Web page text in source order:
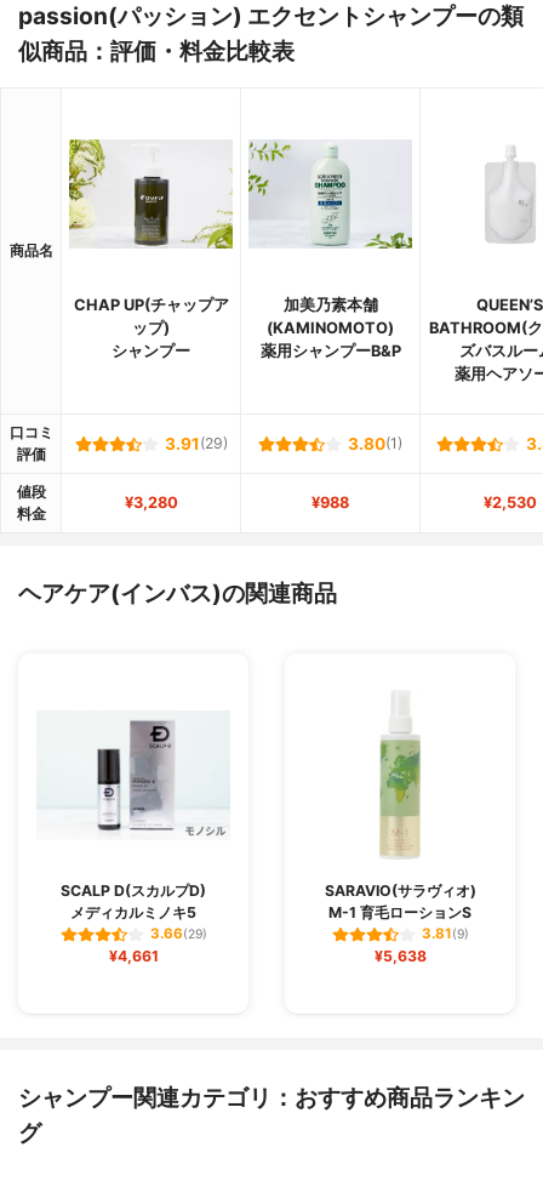
passion(パッション) エクセントシャンプーの類
似商品：評価・料金比較表
商品名
CHAP UP(チャップア
ップ)
シャンプー
加美乃素本舗
(KAMINOMOTO)
薬用シャンプーB&P
QUEEN’S
BATHROOM(
ズバスルー
薬用ヘアソ
口コミ
評価
3.91 (29) 3.80(1)
値段
料金
¥3,280 ¥988 ¥2,530
ヘアケア(インバス)の関連商品
SCALP D(スカルプD)
メディカルミノキ5
3.66(29)
¥4,661
SARAVIO(サラヴィオ)
M-1 育毛ローションS
3.81(9)
¥5,638
シャンプー関連カテゴリ：おすすめ商品ランキン
グ